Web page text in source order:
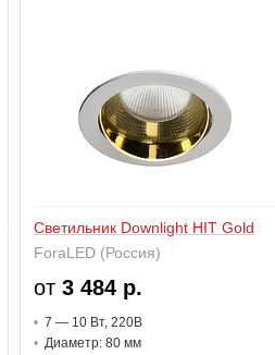
Светильник Downlight HIT Gold
ForaLED (Россия)
от3 484 р.
7 — 10 Вт, 220В
Диаметр: 80 мм